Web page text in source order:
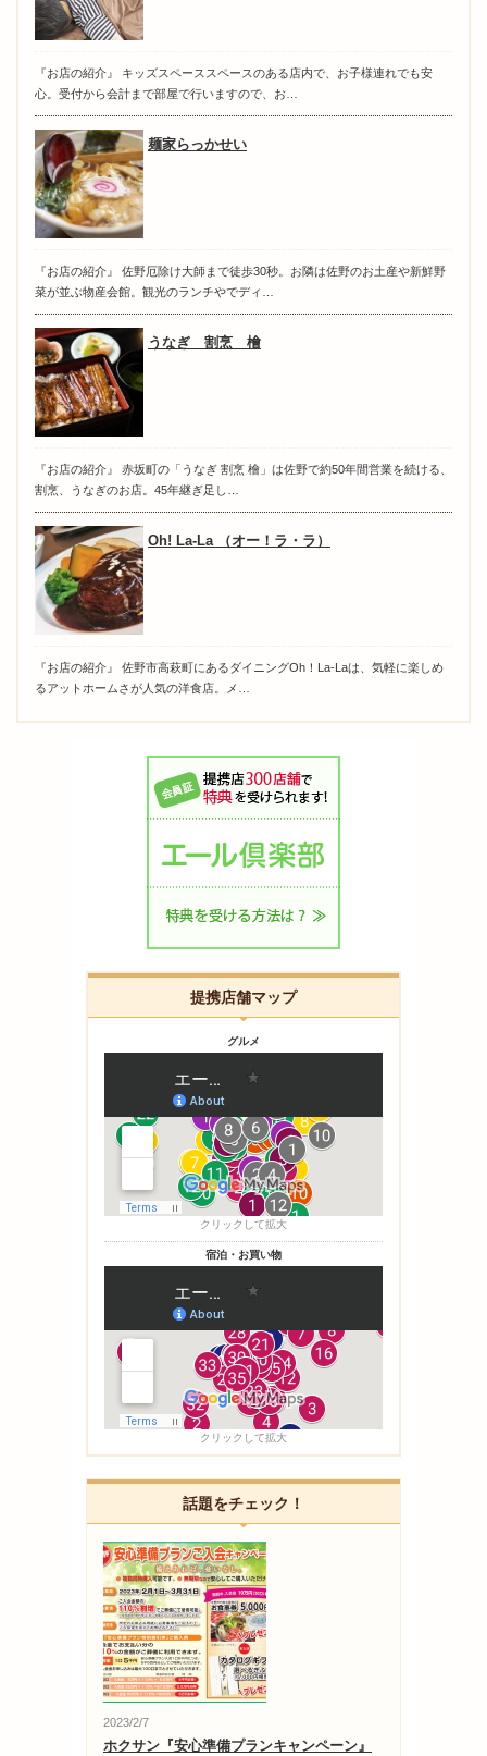
『お店の紹介』 キッズスペーススペースのある店内で、お子様連れでも安
心。受付から会計まで部屋で行いますので、お…
麺家らっかせい
『お店の紹介』 佐野厄除け大師まで徒歩30秒。お隣は佐野のお土産や新鮮野
菜が並ぶ物産会館。観光のランチやでディ…
うなぎ 割烹 檜
『お店の紹介』 赤坂町の「うなぎ 割烹 檜」は佐野で約50年間営業を続ける、
割烹、うなぎのお店。45年継ぎ足し…
Oh! La-La （オー！ラ・ラ）
『お店の紹介』 佐野市高萩町にあるダイニングOh！La-Laは、気軽に楽しめ
るアットホームさが人気の洋食店。メ…
提携店舗マップ
グルメ
クリックして拡大
宿泊・お買い物
クリックして拡大
話題をチェック！
2023/2/7
ホクサン『安心準備プランキャンペーン』